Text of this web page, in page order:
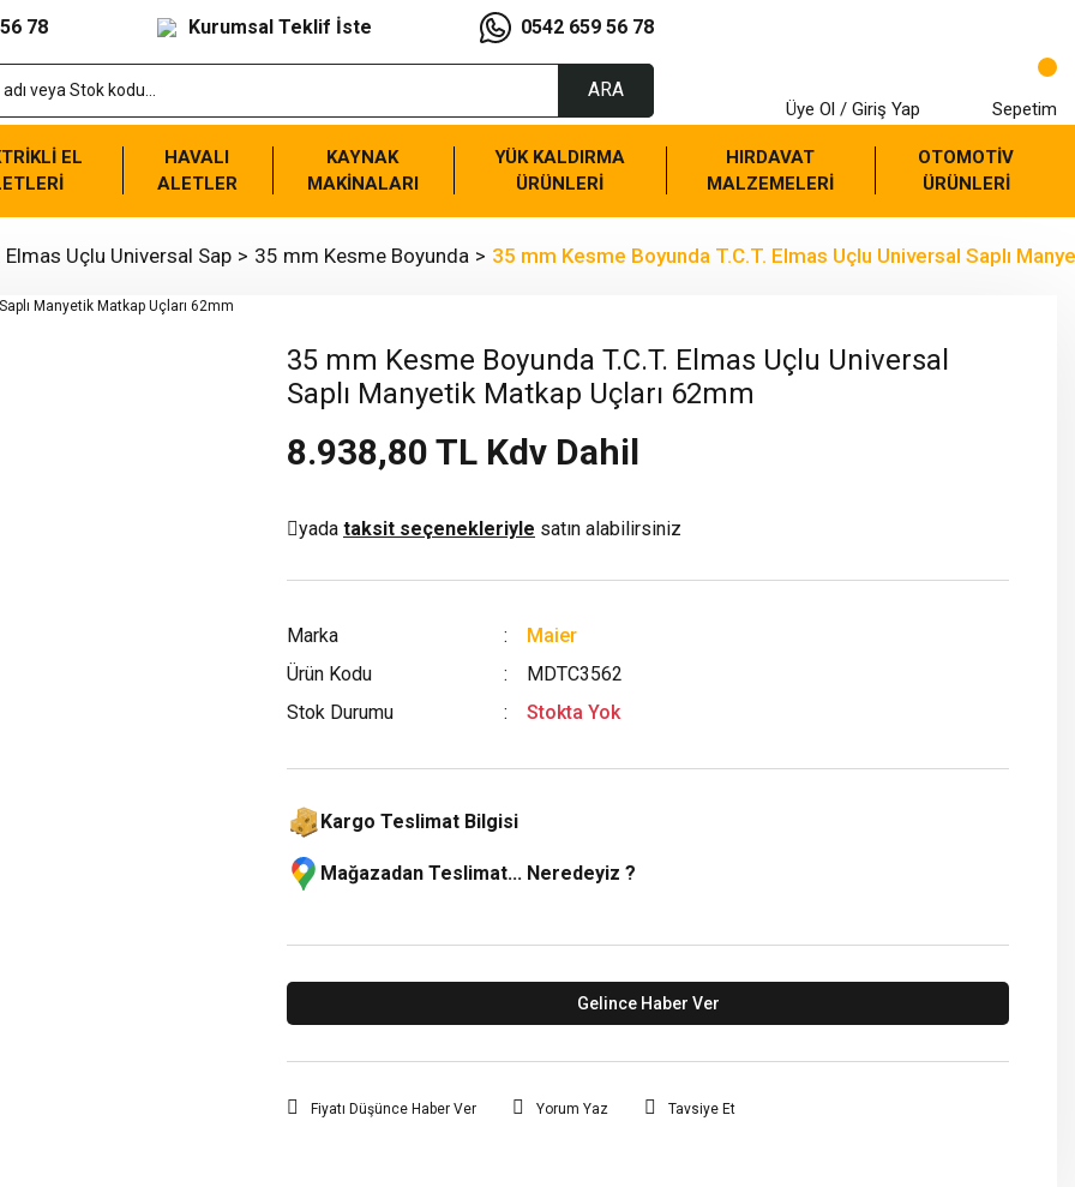
78 Kurumsal Teklif İste 0542 659 56 78
ARA
Üye Ol / Giriş Yap Sepetim
EL
HAVALI
ALETLER
KAYNAK
MAKİNALARI
YÜK KALDIRMA
ÜRÜNLERİ
HIRDAVAT
MALZEMELERİ
OTOMOTİV
ÜRÜNLERİ
Elmas Uçlu Universal Sap 35 mm Kesme Boyunda 35 mm Kesme Boyunda T.C.T. Elmas Uçlu Universal Saplı
35 mm Kesme Boyunda T.C.T. Elmas Uçlu Universal
Saplı Manyetik Matkap Uçları 62mm
8.938,80 TL Kdv Dahil
yada taksit seçenekleriyle satın alabilirsiniz
Marka
Maier
Ürün Kodu
MDTC3562
Stok Durumu
Stokta Yok
Kargo Teslimat Bilgisi
Mağazadan Teslimat... Neredeyiz ?
Gelince Haber Ver
Fiyatı Düşünce Haber Ver Yorum Yaz Tavsiye Et